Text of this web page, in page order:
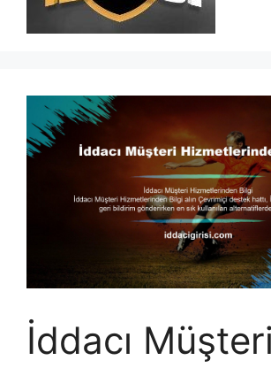
İddacı Müşteri